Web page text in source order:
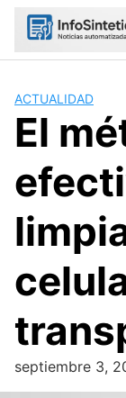
Skip
ACTUALIDAD
El
septiembre 3,